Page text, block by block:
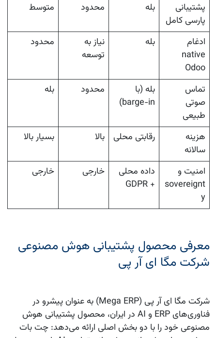
پشتیبانی
پارسی کامل
بله محدود متوسط
ادغام
native
Odoo
بله
نیاز به
توسعه
محدود
تماس
صوتی
طبیعی
بله (با
barge-in)
محدود بله
هزینه
سالانه
رقابتی محلی بالا بسیار بالا
امنیت و
sovereignt
y
داده محلی
+ GDPR
خارجی خارجی
معرفی محصول پشتیبانی هوش مصنوعی
شرکت مگا ای آر پی
شرکت مگا ای آر پی
(Mega ERP) به عنوان پیشرو در
فناوری‌های ERP و AI در ایران، محصول
پشتیبانی هوش
مصنوعی خود را با دو بخش اصلی ارائه می‌دهد: چت بات